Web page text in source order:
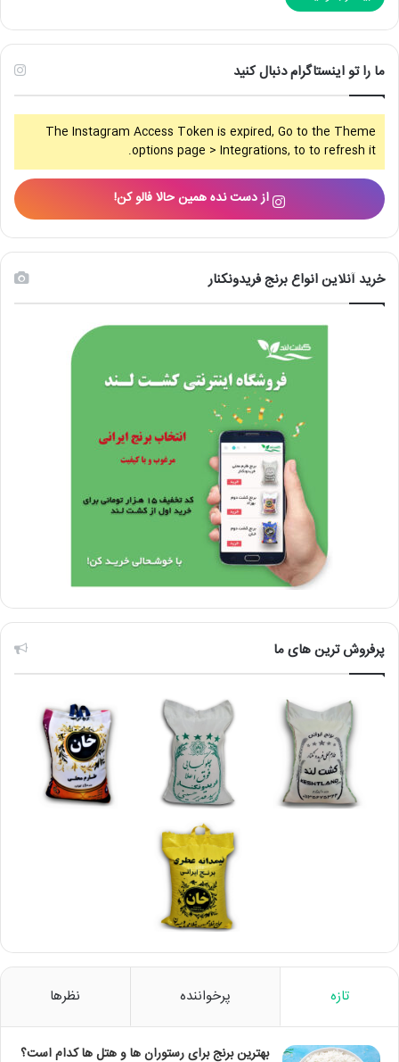
ما را تو اینستاگرام دنبال کنید
The Instagram Access Token is expired, Go to the Theme
options page > Integrations, to to refresh it.
از دست نده همین حالا فالو کن!
خرید آنلاین انواع برنج فریدونکنار
پرفروش ترین های ما
تازه پرخواننده نظرها
بهترین برنج برای رستوران ها و هتل ها کدام است؟